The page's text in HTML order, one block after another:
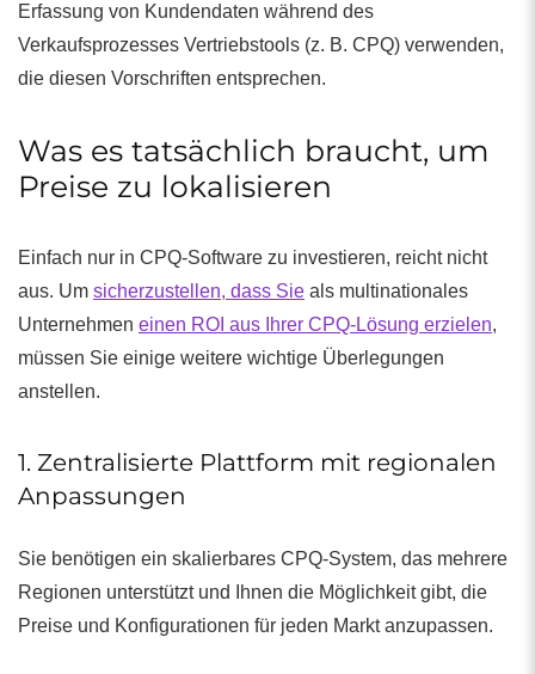
Erfassung von Kundendaten während des
Verkaufsprozesses Vertriebstools (z. B. CPQ) verwenden,
die diesen Vorschriften entsprechen.
Was es tatsächlich braucht, um
Preise zu lokalisieren
Einfach nur in CPQ-Software zu investieren, reicht nicht
aus. Um sicherzustellen, dass Sie als multinationales
Unternehmen einen ROI aus Ihrer CPQ-Lösung erzielen,
müssen Sie einige weitere wichtige Überlegungen
anstellen.
1. Zentralisierte Plattform mit regionalen
Anpassungen
Sie benötigen ein skalierbares CPQ-System, das mehrere
Regionen unterstützt und Ihnen die Möglichkeit gibt, die
Preise und Konfigurationen für jeden Markt anzupassen.